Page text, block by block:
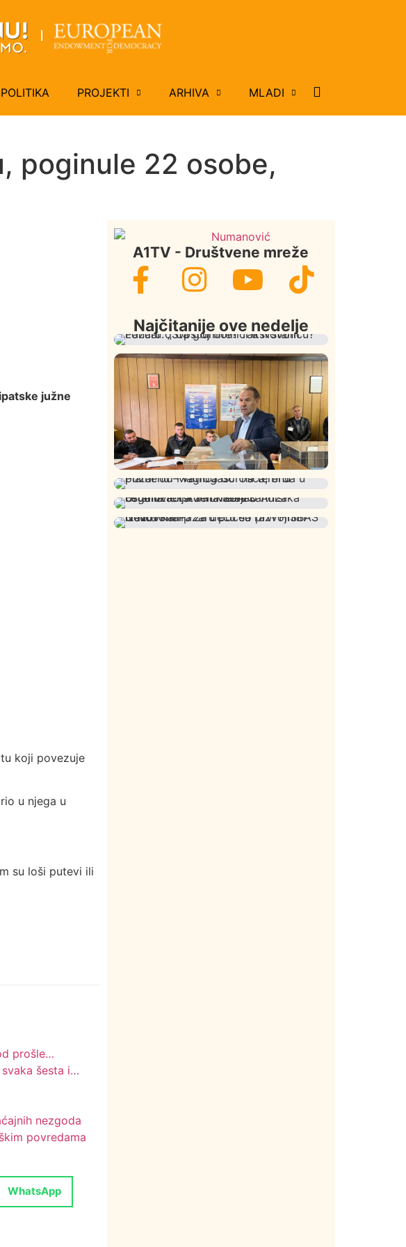
POLITIKA PROJEKTI ARHIVA MLADI
poginule 22 osobe,
južne
koji povezuje
u njega u
su loši putevi ili
prošle…
šesta i…
nezgoda
povredama
WhatsApp
A1TV - Društvene mreže
Najčitanije ove nedelje
Društvo Istaknuto 409
Lončar o Opštoj bolnici u Novom
Pazaru: „Šta glumite? Taksi stanicu?“
Rasim Ljajić podneo ostavku na mesto
predsednika SDPS
Požar od Magliča do Ušća, brda u